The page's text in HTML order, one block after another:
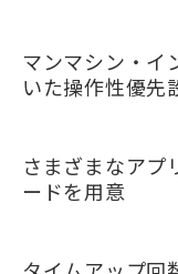
マンマシン・イ
いた操作性優先
さまざまなアプ
ードを用意